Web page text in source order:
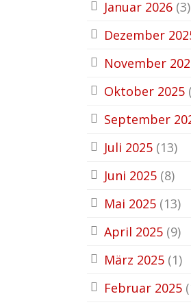
Januar 2026 (3)
Dezember
November
Oktober 2025
September
Juli 2025 (13)
Juni 2025 (8)
Mai 2025 (13)
April 2025 (9)
März 2025 (1)
Februar 2025